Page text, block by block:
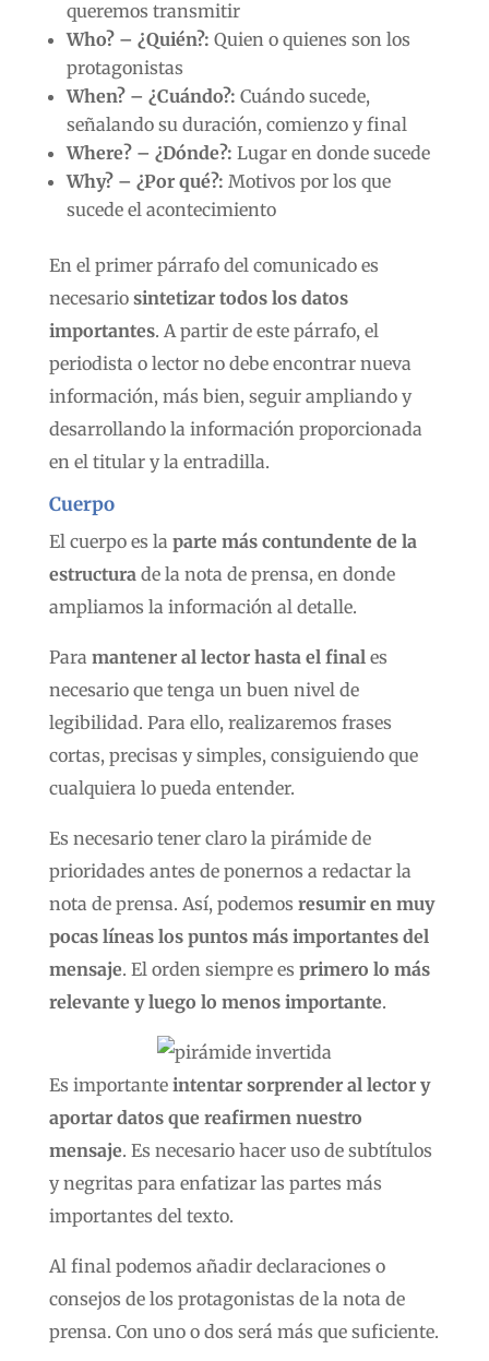
queremos transmitir
Who? – ¿Quién?: Quien o quienes son los
protagonistas
When? – ¿Cuándo?: Cuándo sucede,
señalando su duración, comienzo y final
Where? – ¿Dónde?: Lugar en donde sucede
Why? – ¿Por qué?: Motivos por los que
sucede el acontecimiento
En el primer párrafo del comunicado es
necesario sintetizar todos los datos
importantes. A partir de este párrafo, el
periodista o lector no debe encontrar nueva
información, más bien, seguir ampliando y
desarrollando la información proporcionada
en el titular y la entradilla.
Cuerpo
El cuerpo es laparte más contundente de la
estructurade la nota de prensa, en donde
ampliamos la información al detalle.
Para mantener al lector hasta el finales
necesario que tenga un buen nivel de
legibilidad. Para ello, realizaremos frases
cortas, precisas y simples, consiguiendo que
cualquiera lo pueda entender.
Es necesario tener claro la pirámide de
prioridades antes de ponernos a redactar la
nota de prensa. Así, podemos resumir en muy
pocas líneas los puntos más importantes del
mensaje. El orden siempre es primero lo más
relevante y luego lo menos importante.
Es importanteintentar sorprender al lector y
aportar datos que reafirmen nuestro
mensaje. Es necesario hacer uso de subtítulos
y negritas para enfatizar las partes más
importantes del texto.
Al final podemos añadir declaraciones o
consejos de los protagonistas de la nota de
prensa. Con uno o dos será más que suficiente.